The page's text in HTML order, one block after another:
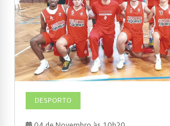
DESPORTO